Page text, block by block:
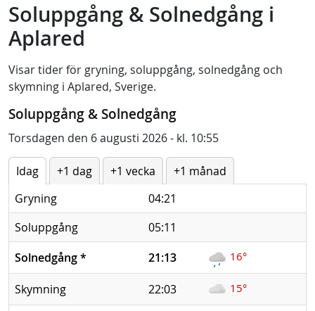
Soluppgång & Solnedgång i
Aplared
Visar tider för gryning, soluppgång, solnedgång och
skymning i Aplared, Sverige.
Soluppgång & Solnedgång
Torsdagen den 6 augusti 2026 - kl. 10:55
Idag +1 dag +1 vecka
+1 månad
Gryning
04:21
Soluppgång
05:11
Solnedgång* 21:13 16°
Skymning 22:03 15°